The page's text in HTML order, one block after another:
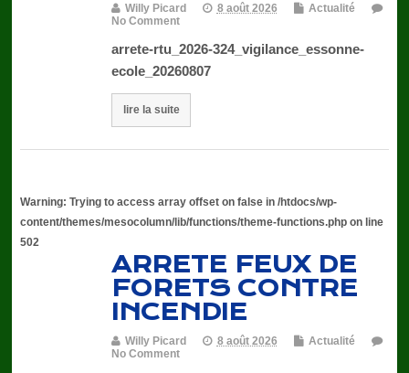
Willy Picard 8 août 2026
Actualité
No Comment
arrete-rtu_2026-324_vigilance_essonne-
ecole_20260807
lire la suite
Warning: Trying to access array offset on false in /htdocs/wp-
content/themes/mesocolumn/lib/functions/theme-functions.phpon line
502
ARRETE FEUX DE
FORETS CONTRE
INCENDIE
Willy Picard 8 août 2026
Actualité
No Comment